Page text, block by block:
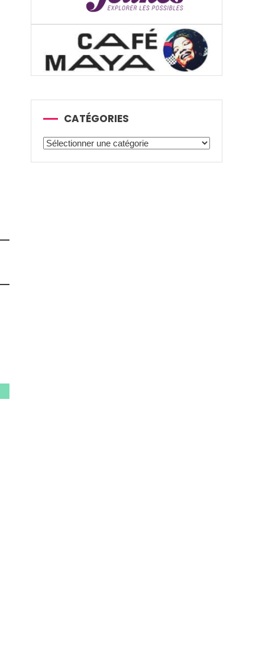
CATÉGORIES
Catégories